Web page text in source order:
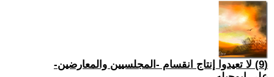
(9) لا تعيدوا إنتاج انقسام -المجلسيين والمعارضين-